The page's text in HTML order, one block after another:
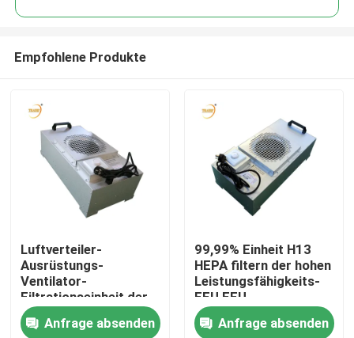
Empfohlene Produkte
Luftverteiler-
Ausrüstungs-
Ventilator-
Filtrationseinheit der
Decken-180w mit
HEPAAnfrage absenden
99,99% Einheit H13
HEPA filtern der hohen
Leistungsfähigkeits-
FFU FFU
1200*610*390mm
Anfrage absenden